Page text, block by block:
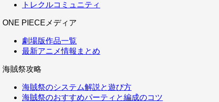
トレクルコミュニティ
ONE PIECEメディア
劇場版作品一覧
最新アニメ情報まとめ
海賊祭攻略
海賊祭のシステム解説と遊び方
海賊祭のおすすめパーティと編成のコツ